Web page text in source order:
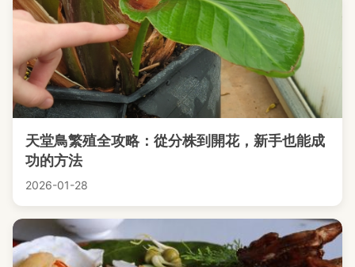
天堂鳥繁殖全攻略：從分株到開花，新手也能成
功的方法
2026-01-28